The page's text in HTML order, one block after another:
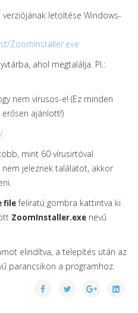
verziójának letöltése Windows-
ZoomInstaller.exe
ahol megtalálja. Pl.:
nem vírusos-e! (Ez minden
ajánlott!)
mint 60 vírusirtóval
jeleznek találatot, akkor
filefeliratú gombra kattintva ki
ZoomInstaller.exe nevű
elindítva, a telepítés után az
parancsikon a programhoz.